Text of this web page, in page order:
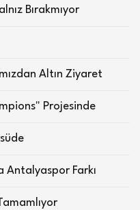
Bırakmıyor
Altın Ziyaret
Projesinde
Antalyaspor Farkı